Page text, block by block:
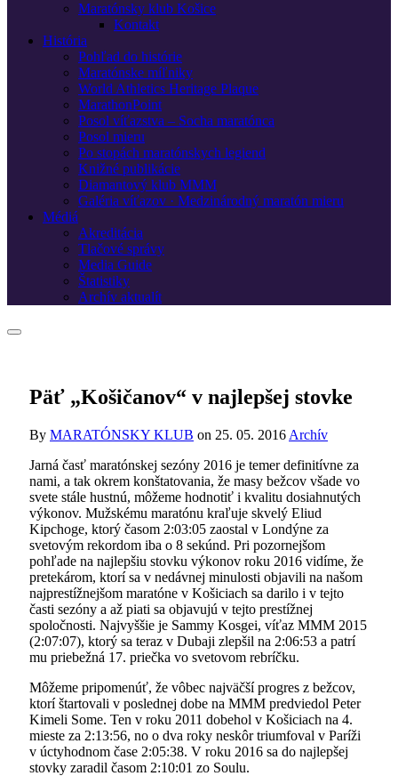
Maratónsky klub Košice
Kontakt
História
Pohľad do histórie
Maratónske míľniky
World Athletics Heritage Plaque
MarathonPoint
Posol víťazstva – Socha maratónca
Posol mieru
Po stopách maratónskych legiend
Knižné publikácie
Diamantový klub MMM
Galéria víťazov · Medzinárodný maratón mieru
Médiá
Akreditácia
Tlačové správy
Media Guide
Štatistiky
Archív aktualít
Päť „Košičanov“ v najlepšej stovke
By MARATÓNSKY KLUB on 25. 05. 2016 Archív
Jarná časť maratónskej sezóny 2016 je temer definitívne za
nami, a tak okrem konštatovania, že masy bežcov všade vo
svete stále hustnú, môžeme hodnotiť i kvalitu dosiahnutých
výkonov. Mužskému maratónu kraľuje skvelý Eliud
Kipchoge, ktorý časom 2:03:05 zaostal v Londýne za
svetovým rekordom iba o 8 sekúnd. Pri pozornejšom
pohľade na najlepšiu stovku výkonov roku 2016 vidíme, že
pretekárom, ktorí sa v nedávnej minulosti objavili na našom
najprestížnejšom maratóne v Košiciach sa darilo i v tejto
časti sezóny a až piati sa objavujú v tejto prestížnej
spoločnosti. Najvyššie je Sammy Kosgei, víťaz MMM 2015
(2:07:07), ktorý sa teraz v Dubaji zlepšil na 2:06:53 a patrí
mu priebežná 17. priečka vo svetovom rebríčku.
Môžeme pripomenúť, že vôbec najväčší progres z bežcov,
ktorí štartovali v poslednej dobe na MMM predviedol Peter
Kimeli Some. Ten v roku 2011 dobehol v Košiciach na 4.
mieste za 2:13:56, no o dva roky neskôr triumfoval v Paríži
v úctyhodnom čase 2:05:38. V roku 2016 sa do najlepšej
stovky zaradil časom 2:10:01 zo Soulu.